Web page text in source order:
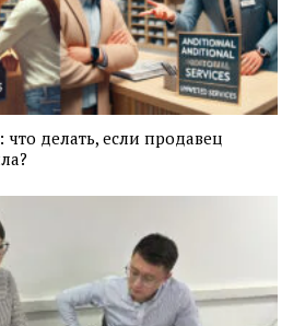
делать, если продавец